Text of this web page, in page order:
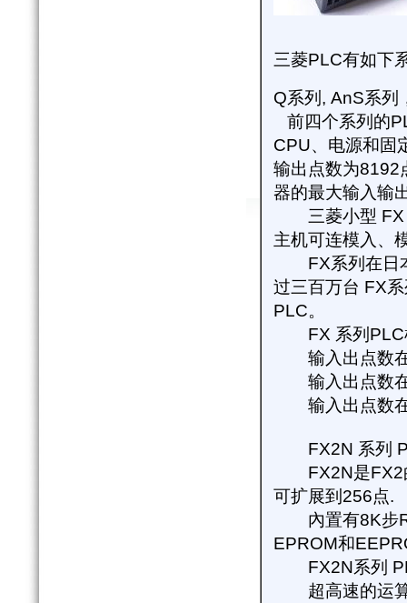
三菱PLC有如下
Q系列 , AnS系列
前四个系列的
CPU、电源和固
输出点数为8192
器的最大输入输
三菱小型
主机可连模入、
FX系列在日
过三百万台 FX
PLC。
FX 系列 PLC
输入出点数
输入出点数
输入出点数
FX2N 系列
FX2N是FX2
可扩展到 256点.
內置有8K步
EPROM和
FX2N系列
超高速的运